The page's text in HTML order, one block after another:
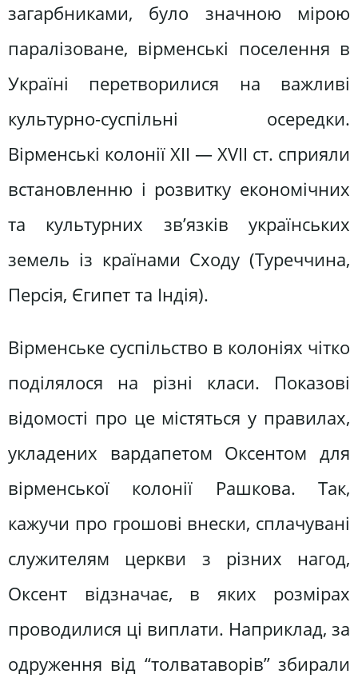
загарбниками, було значною мірою
паралізоване, вірменські поселення в
Україні перетворилися на важливі
культурно-суспільні осередки.
Вірменські колонії XII ― XVII ст. сприяли
встановленню і розвитку економічних
та культурних зв’язків українських
земель із країнами Сходу (Туреччина,
Персія, Єгипет та Індія).
Вірменське суспільство в колоніях чітко
поділялося на різні класи. Показові
відомості про це містяться у правилах,
укладених вардапетом Оксентом для
вірменської колонії Рашкова. Так,
кажучи про грошові внески, сплачувані
служителям церкви з різних нагод,
Оксент відзначає, в яких розмірах
проводилися ці виплати. Наприклад, за
одруження від “толватаворів” збирали